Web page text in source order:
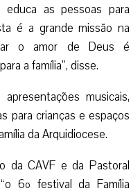
as pessoas para
é a grande missão na
o amor de Deus é
a família”, disse.
musicais,
para crianças e espaços
da Arquidiocese.
da CAVF e da Pastoral
6º festival da Família